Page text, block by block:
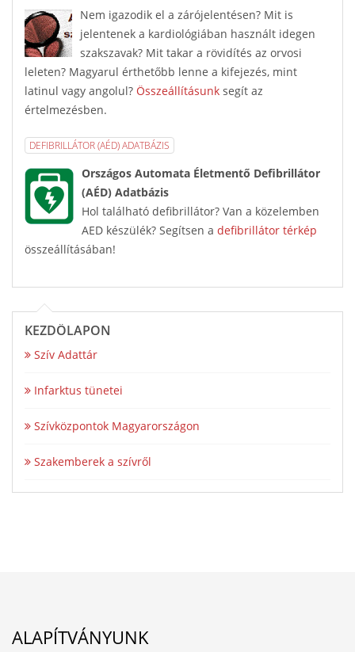
Nem igazodik el a zárójelentésen? Mit is
jelentenek a kardiológiában használt idegen
szakszavak? Mit takar a rövidítés az orvosi
leleten? Magyarul érthetőbb lenne a kifejezés, mint
latinul vagy angolul? Összeállításunk segít az
értelmezésben.
DEFIBRILLÁTOR (AÉD) ADATBÁZIS
Országos Automata Életmentő Defibrillátor
(AÉD) Adatbázis
Hol található defibrillátor? Van a közelemben
AED készülék? Segítsen a defibrillátor térkép
összeállításában!
KEZDŐLAPON
Szív Adattár
Infarktus tünetei
Szívközpontok Magyarországon
Szakemberek a szívről
ALAPÍTVÁNYUNK